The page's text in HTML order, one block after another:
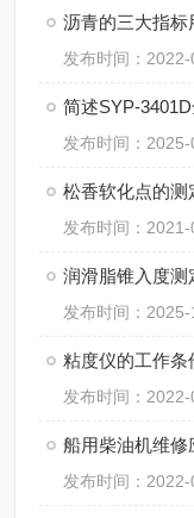
沥青的三大指标
发布时间：
发布时间：
松香软化点的测
发布时间：
润滑脂锥入度测
发布时间：
粘度仪的工作条
发布时间：
船用柴油机维修
发布时间：